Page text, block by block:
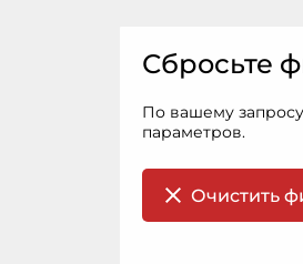
Сбросьте
По вашему
параметров.
Очистить